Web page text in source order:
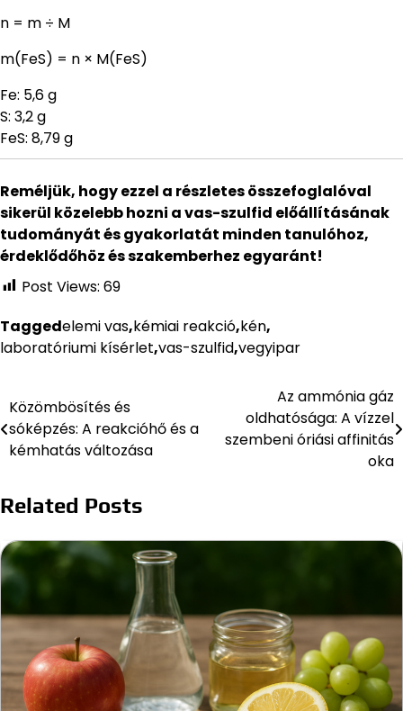
n = m ÷ M
m(FeS) = n × M(FeS)
Fe: 5,6 g
S: 3,2 g
FeS: 8,79 g
Reméljük, hogy ezzel a részletes összefoglalóval
sikerül közelebb hozni a vas-szulfid előállításának
tudományát és gyakorlatát minden tanulóhoz,
érdeklődőhöz és szakemberhez egyaránt!
Post Views: 69
Taggedelemi vas,kémiai reakció,kén,
laboratóriumi kísérlet,vas-szulfid,vegyipar
Bejegyzés
navigáció
Közömbösítés és
sóképzés: A reakcióhő és a
kémhatás változása
Az ammónia gáz
oldhatósága: A vízzel
szembeni óriási affinitás
oka
Related Posts